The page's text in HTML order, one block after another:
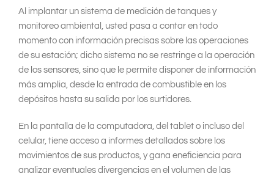
Al implantar un sistema de medición de tanques y
monitoreo ambiental, usted pasa a contar en todo
momento con información precisas sobre las operaciones
de su estación; dicho sistema no se restringe a la operación
de los sensores, sino que le permite disponer de información
más amplia, desde la entrada de combustible en los
depósitos hasta su salida por los surtidores.
En la pantalla de la computadora, del tablet o incluso del
celular, tiene acceso a informes detallados sobre los
movimientos de sus productos, y gana eneficiencia para
analizar eventuales divergencias en el volumen de las